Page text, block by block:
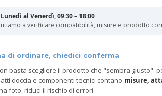
al Venerdì, 09:30 – 18:00
a verificare compatibilità, misure e prodotto
di ordinare, chiedici conferma
basta scegliere il prodotto che "sembra giusto":
doccia e componenti tecnici contano misure,
foto: riduci il rischio di errori.